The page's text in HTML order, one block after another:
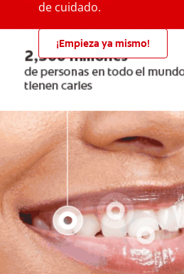
de cuidado.
¡Empieza ya mismo!